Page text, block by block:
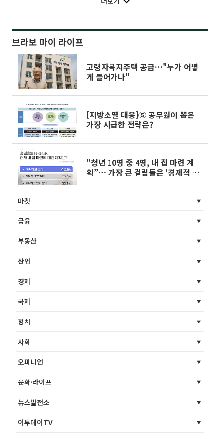
브라보 마이 라이프
고령자복지주택 공급…"누가 어떻
게 들어가나"
[지방소멸 대응]⑤ 공무원이 뽑은
가장 시급한 전략은?
“청년 10명 중 4명, 내 집 마련 계
획”… 가장 큰 걸림돌은 ‘경제적 부
마켓
금융
부동산
산업
경제
국제
정치
사회
오피니언
문화·라이프
뉴스발전소
이투데이TV